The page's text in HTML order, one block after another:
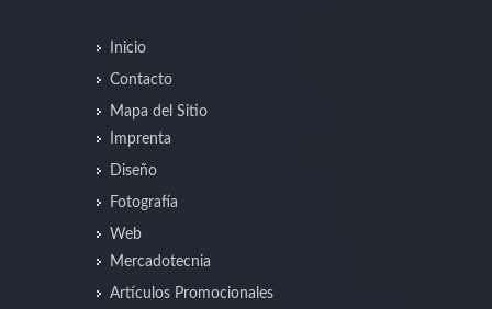
Inicio
Contacto
Mapa del Sitio
Imprenta
Diseño
Fotografía
Web
Mercadotecnia
Artículos Promocionales